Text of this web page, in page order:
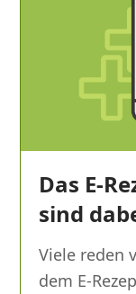
Das E-
sind
Viele reden
dem E-